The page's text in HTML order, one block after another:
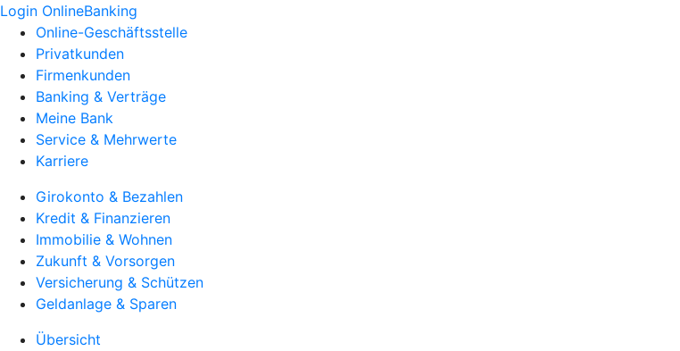
Login OnlineBanking
Online-Geschäftsstelle
Privatkunden
Firmenkunden
Banking & Verträge
Meine Bank
Service & Mehrwerte
Karriere
Girokonto & Bezahlen
Kredit & Finanzieren
Immobilie & Wohnen
Zukunft & Vorsorgen
Versicherung & Schützen
Geldanlage & Sparen
Übersicht